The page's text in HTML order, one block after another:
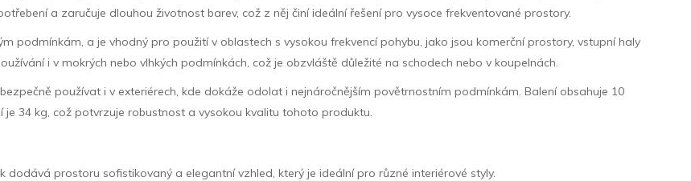
a zaručuje dlouhou životnost barev, což z něj činí ideální řešení pro vysoce frekventované prostory.
podmínkám, a je vhodný pro použití v oblastech s vysokou frekvencí pohybu, jako jsou komerční prostory, vstupní haly
i v mokrých nebo vlhkých podmínkách, což je obzvláště důležité na schodech nebo v koupelnách.
používat i v exteriérech, kde dokáže odolat i nejnáročnějším povětrnostním podmínkám. Balení obsahuje 10
34 kg, což potvrzuje robustnost a vysokou kvalitu tohoto produktu.
dodává prostoru sofistikovaný a elegantní vzhled, který je ideální pro různé interiérové styly.